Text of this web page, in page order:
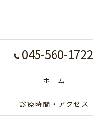
045-560-1722
ホーム
診療時間・アクセス